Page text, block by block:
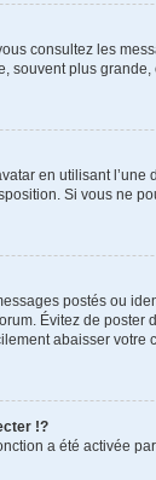
consultez les
plus
en utilisant
Si vous ne
postés ou
Évitez de
abaisser votre
!?
a été activée